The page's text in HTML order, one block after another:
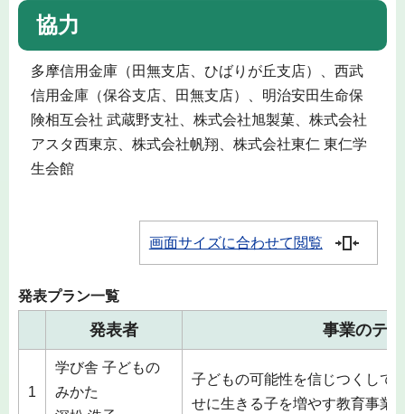
協力
多摩信用金庫（田無支店、ひばりが丘支店）、西武
信用金庫（保谷支店、田無支店）、明治安田生命保
険相互会社 武蔵野支社、株式会社旭製菓、株式会社
アスタ西東京、株式会社帆翔、株式会社東仁 東仁学
生会館
画面サイズに合わせて閲覧
発表プラン一覧
発表者 事業のテ
1
学び舎 子どもの
みかた
子どもの可能性を信じつくして
せに生きる子を増やす教育事業